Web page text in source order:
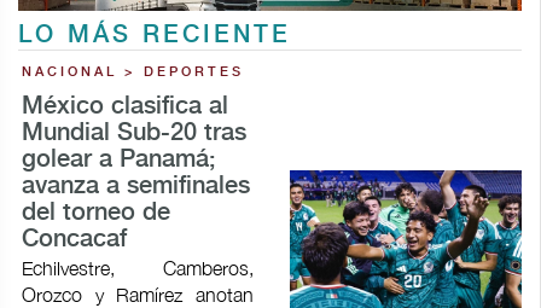
LO MÁS RECIENTE
NACIONAL > DEPORTES
México clasifica al
Mundial Sub-20 tras
golear a Panamá;
avanza a semifinales
del torneo de
Concacaf
Echilvestre, Camberos,
Orozco y Ramírez anotan